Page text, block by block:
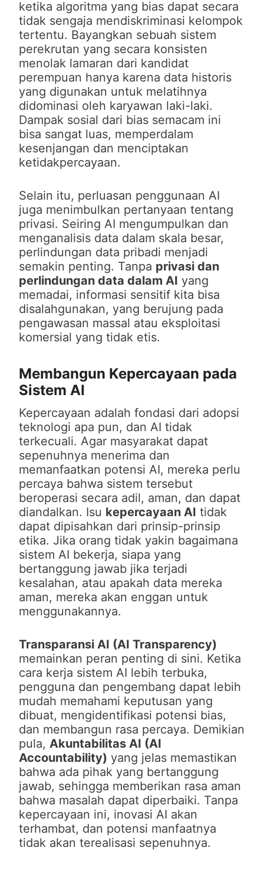
ketika algoritma yang bias dapat secara
tidak sengaja mendiskriminasi kelompok
tertentu. Bayangkan sebuah sistem
perekrutan yang secara konsisten
menolak lamaran dari kandidat
perempuan hanya karena data historis
yang digunakan untuk melatihnya
didominasi oleh karyawan laki-laki.
Dampak sosial dari bias semacam ini
bisa sangat luas, memperdalam
kesenjangan dan menciptakan
ketidakpercayaan.
Selain itu, perluasan penggunaan AI
juga menimbulkan pertanyaan tentang
privasi. Seiring AI mengumpulkan dan
menganalisis data dalam skala besar,
perlindungan data pribadi menjadi
semakin penting. Tanpa privasi dan
perlindungan data dalam AI yang
memadai, informasi sensitif kita bisa
disalahgunakan, yang berujung pada
pengawasan massal atau eksploitasi
komersial yang tidak etis.
Membangun Kepercayaan pada
Sistem AI
Kepercayaan adalah fondasi dari adopsi
teknologi apa pun, dan AI tidak
terkecuali. Agar masyarakat dapat
sepenuhnya menerima dan
memanfaatkan potensi AI, mereka perlu
percaya bahwa sistem tersebut
beroperasi secara adil, aman, dan dapat
diandalkan. Isu kepercayaan AI tidak
dapat dipisahkan dari prinsip-prinsip
etika. Jika orang tidak yakin bagaimana
sistem AI bekerja, siapa yang
bertanggung jawab jika terjadi
kesalahan, atau apakah data mereka
aman, mereka akan enggan untuk
menggunakannya.
Transparansi AI (AI Transparency)
memainkan peran penting di sini. Ketika
cara kerja sistem AI lebih terbuka,
pengguna dan pengembang dapat lebih
mudah memahami keputusan yang
dibuat, mengidentifikasi potensi bias,
dan membangun rasa percaya. Demikian
pula, Akuntabilitas AI (AI
Accountability) yang jelas memastikan
bahwa ada pihak yang bertanggung
jawab, sehingga memberikan rasa aman
bahwa masalah dapat diperbaiki. Tanpa
kepercayaan ini, inovasi AI akan
terhambat, dan potensi manfaatnya
tidak akan terealisasi sepenuhnya.